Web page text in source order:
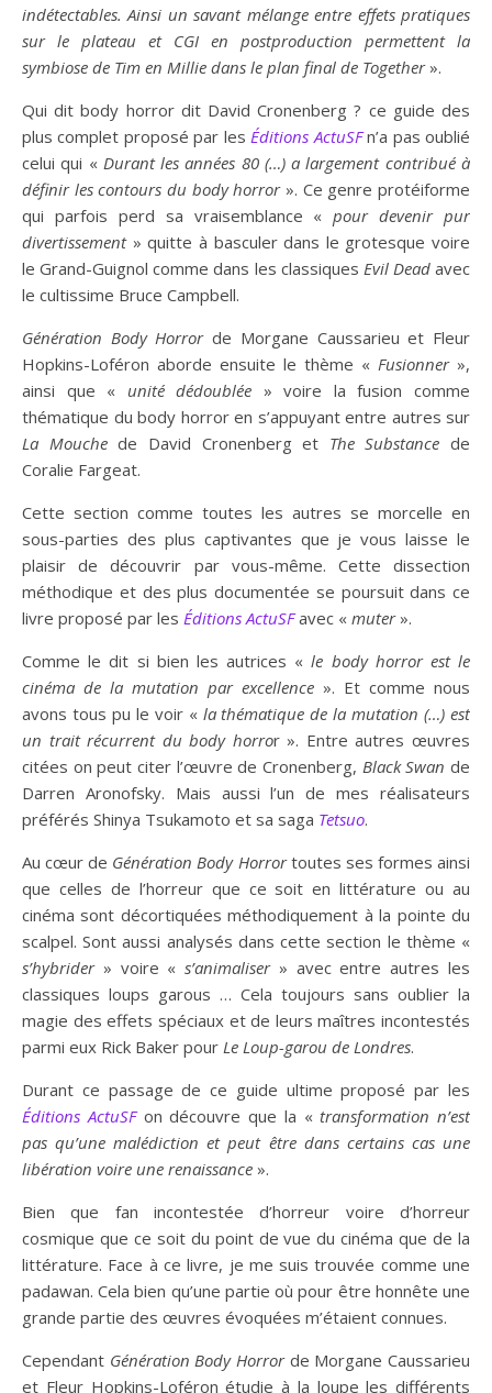
indétectables. Ainsi un savant mélange entre effets pratiques
sur le plateau et CGI en postproduction permettent la
symbiose de Tim en Millie dans le plan final de Together».
Qui dit body horror dit David Cronenberg ? ce guide des
plus complet proposé par lesÉditions ActuSF n’a pas oublié
celui qui « Durant les années 80 (…) a largement contribué à
définir les contours du body horror». Ce genre protéiforme
qui parfois perd sa vraisemblance «pour devenir pur
divertissement » quitte à basculer dans le grotesque voire
le Grand-Guignol comme dans les classiques Evil Deadavec
le cultissime Bruce Campbell.
Génération Body Horrorde Morgane Caussarieu et Fleur
Hopkins-Loféron aborde ensuite le thème « Fusionner»,
ainsi que « unité dédoublée » voire la fusion comme
thématique du body horror en s’appuyant entre autres sur
La Mouchede David Cronenberg et The Substance de
Coralie Fargeat.
Cette section comme toutes les autres se morcelle en
sous-parties des plus captivantes que je vous laisse le
plaisir de découvrir par vous-même. Cette dissection
méthodique et des plus documentée se poursuit dans ce
livre proposé par les Éditions ActuSF avec « muter».
Comme le dit si bien les autrices «le body horror est le
cinéma de la mutation par excellence ». Et comme nous
avons tous pu le voir « la thématique de la mutation (…) est
un trait récurrent du body horror ». Entre autres œuvres
citées on peut citer l’œuvre de Cronenberg, Black Swan de
Darren Aronofsky. Mais aussi l’un de mes réalisateurs
préférés Shinya Tsukamoto et sa saga Tetsuo.
Au cœur de Génération Body Horrortoutes ses formes ainsi
que celles de l’horreur que ce soit en littérature ou au
cinéma sont décortiquées méthodiquement à la pointe du
scalpel. Sont aussi analysés dans cette section le thème «
s’hybrider» voire «s’animaliser» avec entre autres les
classiques loups garous … Cela toujours sans oublier la
magie des effets spéciaux et de leurs maîtres incontestés
parmi eux Rick Baker pour Le Loup-garou de Londres.
Durant ce passage de ce guide ultime proposé par les
Éditions ActuSFon découvre que la «transformation n’est
pas qu’une malédiction et peut être dans certains cas une
libération voire une renaissance ».
Bien que fan incontestée d’horreur voire d’horreur
cosmique que ce soit du point de vue du cinéma que de la
littérature. Face à ce livre, je me suis trouvée comme une
padawan. Cela bien qu’une partie où pour être honnête une
grande partie des œuvres évoquées m’étaient connues.
Cependant Génération Body Horrorde Morgane Caussarieu
et Fleur Hopkins-Loféron étudie à la loupe les différents